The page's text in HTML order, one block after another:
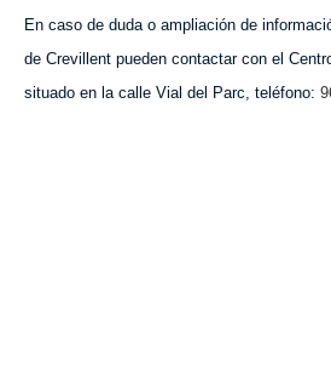
En caso de duda o ampliación de
de Crevillent pueden contactar con el
situado en la calle Vial del Parc, teléfono: